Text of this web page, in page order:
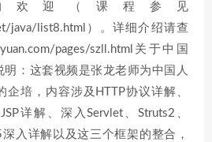
欢迎（课程参见
java/list8.html）。详细介绍请查
pages/szll.html关于中国
明：这套视频是张龙老师为中国人
企培，内容涉及HTTP协议详解、
详解、深入Servlet、Struts2、
深入详解以及这三个框架的整合，